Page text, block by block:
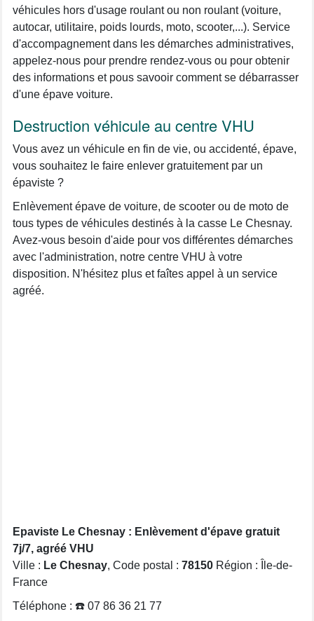
véhicules hors d'usage roulant ou non roulant (voiture,
autocar, utilitaire, poids lourds, moto, scooter,...). Service
d'accompagnement dans les démarches administratives,
appelez-nous pour prendre rendez-vous ou pour obtenir
des informations et pous savooir comment se débarrasser
d'une épave voiture.
Destruction véhicule au centre VHU
Vous avez un véhicule en fin de vie, ou accidenté, épave,
vous souhaitez le faire enlever gratuitement par un
épaviste ?
Enlèvement épave de voiture, de scooter ou de moto de
tous types de véhicules destinés à la casse Le Chesnay.
Avez-vous besoin d'aide pour vos différentes démarches
avec l'administration, notre centre VHU à votre
disposition. N'hésitez plus et faîtes appel à un service
agréé.
Epaviste Le Chesnay : Enlèvement d'épave gratuit
7j/7, agréé VHU
Ville : Le Chesnay, Code postal : 78150 Région : Île-de-
France
Téléphone : ☎️ 07 86 36 21 77